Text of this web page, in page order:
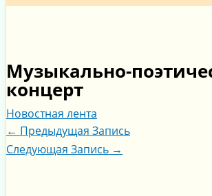
Музыкально-
концерт
Новостная лента
← Предыдущая Запись
Следующая Запись →